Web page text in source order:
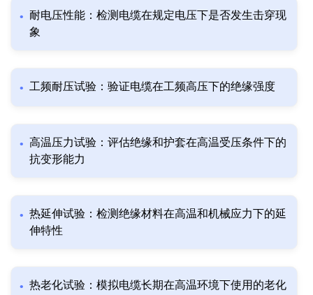
耐电压性能：检测电缆在规定电压下是否发生击穿现
象
工频耐压试验：验证电缆在工频高压下的绝缘强度
高温压力试验：评估绝缘和护套在高温受压条件下的
抗变形能力
热延伸试验：检测绝缘材料在高温和机械应力下的延
伸特性
热老化试验：模拟电缆长期在高温环境下使用的老化